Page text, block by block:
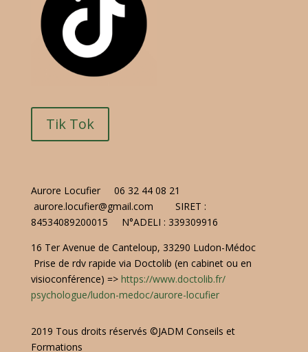
Tik Tok
Aurore Locufier 06 32 44 08 21
aurore.locufier@gmail.com
SIRET :
84534089200015
N°ADELI : 339309916
16 Ter Avenue de Canteloup, 33290 Ludon-Médoc
Prise de rdv rapide via Doctolib (en cabinet ou en
visioconférence) => https://www.doctolib.fr/
psychologue/ludon-medoc/aurore-locufier
2019 Tous droits réservés ©JADM Conseils et
Formations